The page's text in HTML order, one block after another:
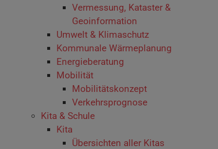
Vermessung, Kataster &
Geoinformation
Um­welt & Kli­ma­schutz
Kommunale Wärmeplanung
Energieberatung
Mobilität
Mobilitätskonzept
Verkehrsprognose
Kita & Schule
Kita
Übersichten aller Kitas